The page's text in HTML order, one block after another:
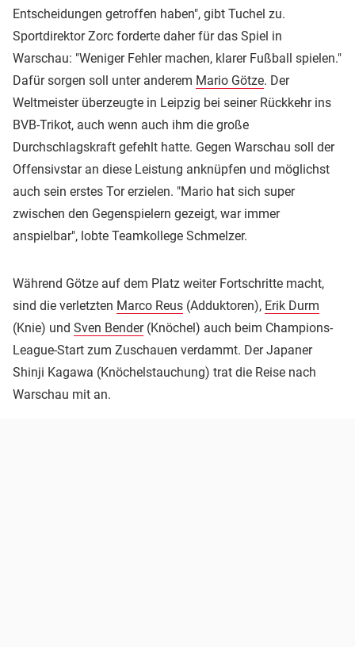
Entscheidungen getroffen haben", gibt Tuchel zu.
Sportdirektor Zorc forderte daher für das Spiel in
Warschau: "Weniger Fehler machen, klarer Fußball spielen."
Dafür sorgen soll unter anderem Mario Götze. Der
Weltmeister überzeugte in Leipzig bei seiner Rückkehr ins
BVB-Trikot, auch wenn auch ihm die große
Durchschlagskraft gefehlt hatte. Gegen Warschau soll der
Offensivstar an diese Leistung anknüpfen und möglichst
auch sein erstes Tor erzielen. "Mario hat sich super
zwischen den Gegenspielern gezeigt, war immer
anspielbar", lobte Teamkollege Schmelzer.
Während Götze auf dem Platz weiter Fortschritte macht,
sind die verletzten Marco Reus (Adduktoren), Erik Durm
(Knie) und Sven Bender(Knöchel) auch beim Champions-
League-Start zum Zuschauen verdammt. Der Japaner
Shinji Kagawa (Knöchelstauchung) trat die Reise nach
Warschau mit an.